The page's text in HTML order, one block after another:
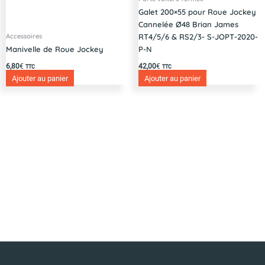
Accessoires
Manivelle de Roue Jockey
6,80€ TTC
Ajouter au panier
Galet 200×55 pour Roue Jockey
Cannelée Ø48 Brian James
RT4/5/6 & RS2/3- S-JOPT-2020-
P-N
42,00€ TTC
Ajouter au panier